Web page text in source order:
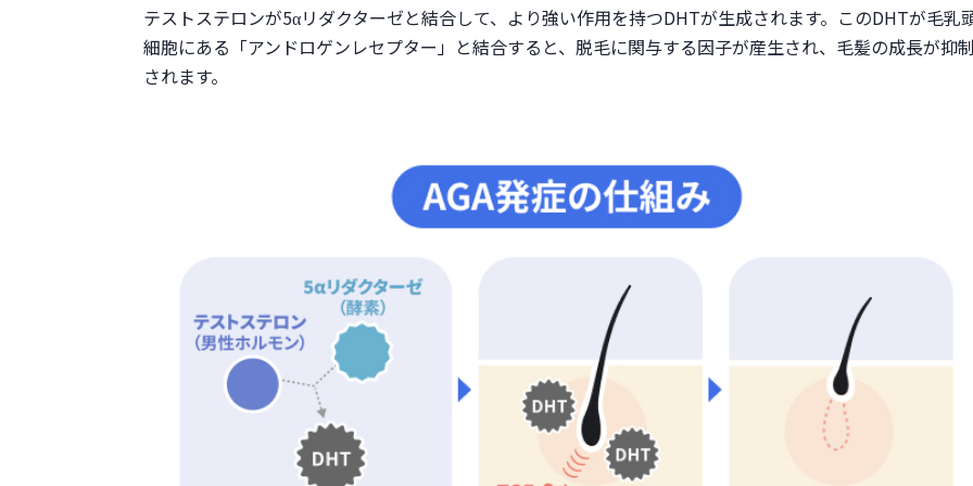
テストステロンが5αリダクターゼと結合して、より強い作用を持つDHTが生成されます。このDHTが毛乳
細胞にある「アンドロゲンレセプター」と結合すると、脱毛に関与する因子が産生され、毛髪の成長が抑
されます。